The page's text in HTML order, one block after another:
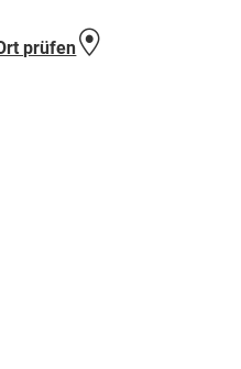
prüfen